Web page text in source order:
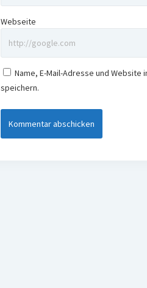
Webseite
Name, E-Mail-Adresse und
speichern.